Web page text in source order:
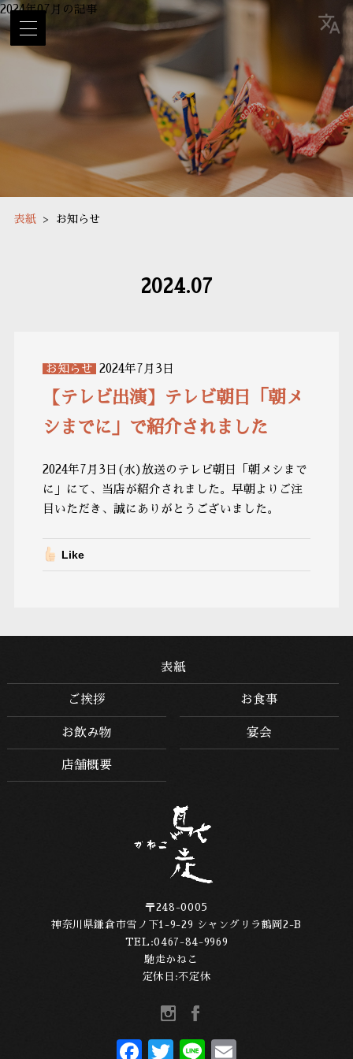
お知らせ | 馳走かねこ | 鎌倉市雪ノ下 割烹 和食
2024年07月の記事
表紙 お知らせ
2024.07
お知らせ 2024年7月3日
【テレビ出演】テレビ朝日「朝メ
シまでに」で紹介されました
2024年7月3日(水)放送のテレビ朝日「朝メシまで
に」にて、当店が紹介されました。早朝よりご注
目いただき、誠にありがとうございました。
Like
表紙
ご挨拶 お食事
お飲み物 宴会
店舗概要
〒248-0005
神奈川県鎌倉市雪ノ下1-9-29 シャングリラ鶴岡2-B
TEL:0467-84-9969
馳走かねこ
定休日:不定休
F T Li